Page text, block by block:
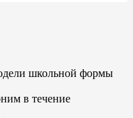
школьной формы
в течение